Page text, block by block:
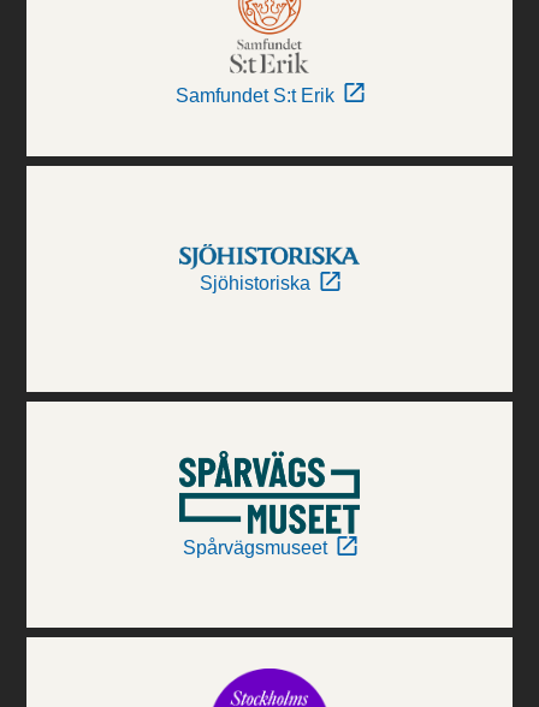
Samfundet S:t Erik
Sjöhistoriska
Spårvägsmuseet